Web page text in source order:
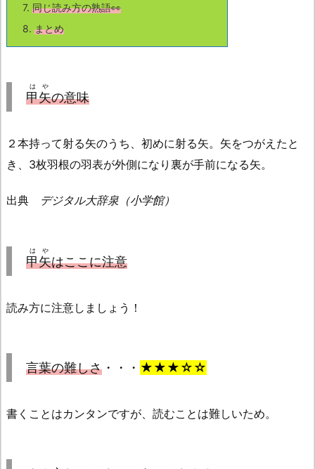
7. 同じ読み方の熟語👀
8. まとめ
甲矢
はや
の意味
２本持って射る矢のうち、初めに射る矢。矢をつがえたと
き、3枚羽根の羽表が外側になり裏が手前になる矢。
出典 デジタル大辞泉（小学館）
甲矢
はや
はここに注意
読み方に注意しましょう！
言葉の難しさ ・・・ ★★★☆☆
書くことはカンタンですが、読むことは難しいため。